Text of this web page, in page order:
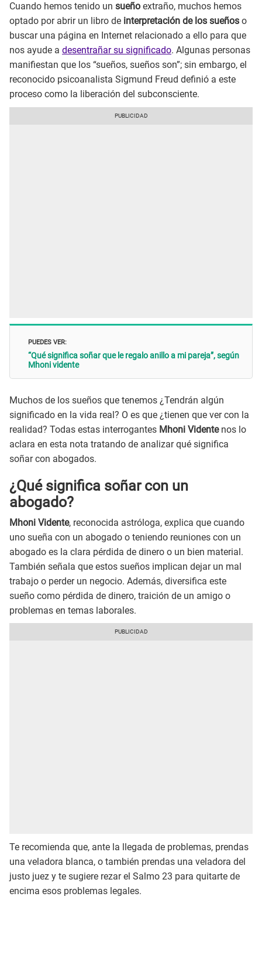
Cuando hemos tenido un sueño extraño, muchos hemos
optado por abrir un libro de interpretación de los sueños o
buscar una página en Internet relacionado a ello para que
nos ayude a desentrañar su significado. Algunas personas
manifiestan que los “sueños, sueños son”; sin embargo, el
reconocido psicoanalista Sigmund Freud definió a este
proceso como la liberación del subconsciente.
PUEDES VER:
“Qué significa soñar que le regalo anillo a mi pareja”, según
Mhoni vidente
Muchos de los sueños que tenemos ¿Tendrán algún
significado en la vida real? O es que ¿tienen que ver con la
realidad? Todas estas interrogantes Mhoni Videntenos lo
aclara en esta nota tratando de analizar qué significa
soñar con abogados.
¿Qué significa soñar con un
abogado?
Mhoni Vidente, reconocida astróloga, explica que cuando
uno sueña con un abogado o teniendo reuniones con un
abogado es la clara pérdida de dinero o un bien material.
También señala que estos sueños implican dejar un mal
trabajo o perder un negocio. Además, diversifica este
sueño como pérdida de dinero, traición de un amigo o
problemas en temas laborales.
Te recomienda que, ante la llegada de problemas, prendas
una veladora blanca, o también prendas una veladora del
justo juez y te sugiere rezar el Salmo 23 para quitarte de
encima esos problemas legales.